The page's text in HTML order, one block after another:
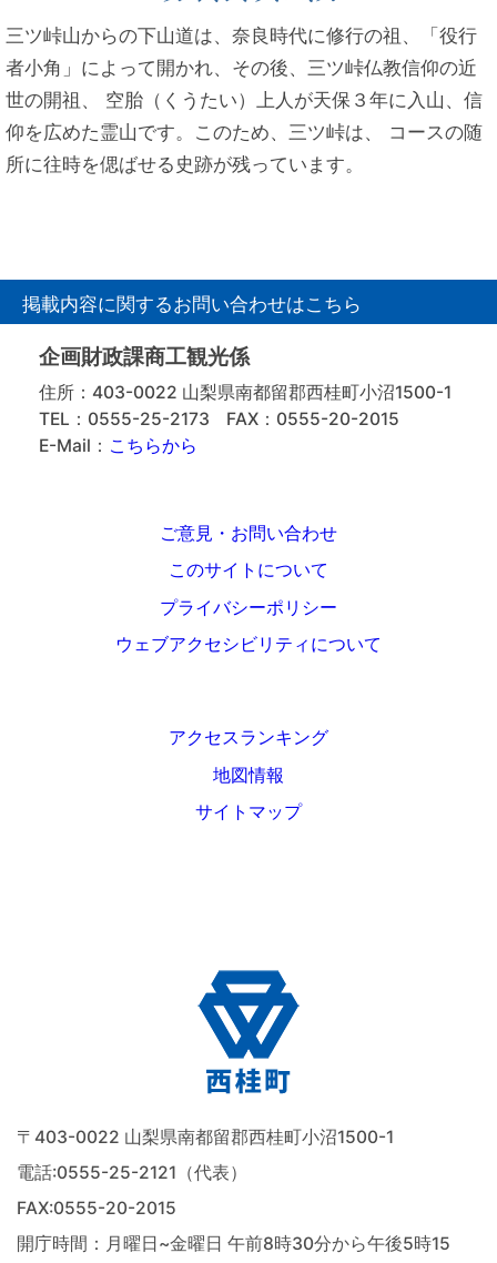
三ツ峠山からの下山道は、奈良時代に修行の祖、「役行
者小角」によって開かれ、その後、三ツ峠仏教信仰の近
世の開祖、 空胎（くうたい）上人が天保３年に入山、信
仰を広めた霊山です。このため、三ツ峠は、 コースの随
所に往時を偲ばせる史跡が残っています。
掲載内容に関するお問い合わせはこちら
企画財政課商工観光係
住所：403-0022 山梨県南都留郡西桂町小沼1500-1
TEL：0555-25-2173
FAX：0555-20-2015
E-Mail： こちらから
ご意見・お問い合わせ
このサイトについて
プライバシーポリシー
ウェブアクセシビリティについて
アクセスランキング
地図情報
サイトマップ
〒403-0022 山梨県南都留郡西桂町小沼1500-1
電話:0555-25-2121（代表）
FAX:0555-20-2015
開庁時間：月曜日~金曜日 午前8時30分から午後5時15